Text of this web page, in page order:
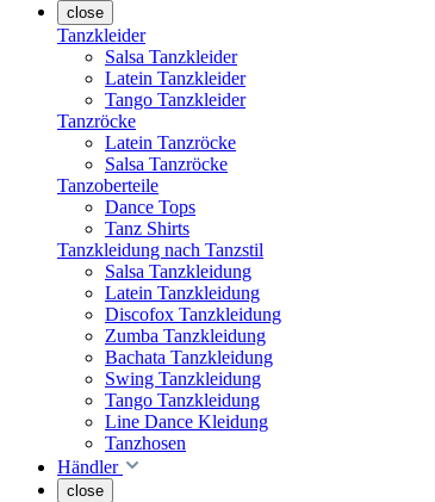
close
Tanzkleider
Salsa Tanzkleider
Latein Tanzkleider
Tango Tanzkleider
Tanzröcke
Latein Tanzröcke
Salsa Tanzröcke
Tanzoberteile
Dance Tops
Tanz Shirts
Tanzkleidung nach Tanzstil
Salsa Tanzkleidung
Latein Tanzkleidung
Discofox Tanzkleidung
Zumba Tanzkleidung
Bachata Tanzkleidung
Swing Tanzkleidung
Tango Tanzkleidung
Line Dance Kleidung
Tanzhosen
Händler
close